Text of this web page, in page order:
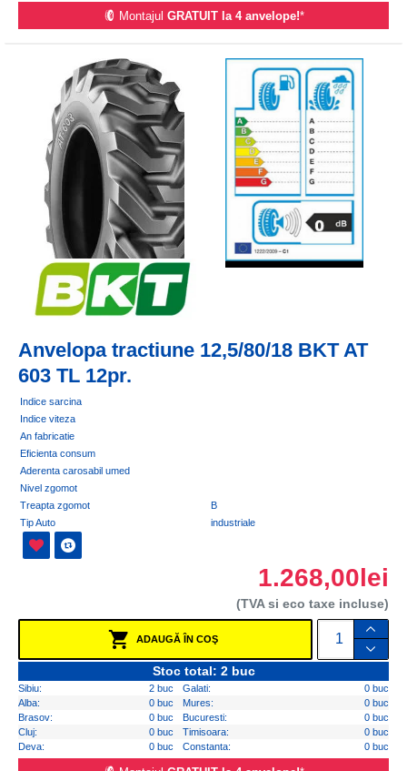
Montajul GRATUIT la 4 anvelope!*
Anvelopa tractiune 12,5/80/18 BKT AT
603 TL 12pr.
Indice sarcina
Indice viteza
An fabricatie
Eficienta consum
Aderenta carosabil umed
Nivel zgomot
Treapta zgomot
B
Tip Auto
industriale
1.268,00lei
(TVA si eco taxe incluse)
ADAUGĂ ÎN COŞ
Stoc total: 2 buc
Sibiu: 2 buc Galati:
0 buc
Alba:
0 buc Mures:
0 buc
Brasov:
0 buc Bucuresti:
0 buc
Cluj:
0 buc Timisoara:
0 buc
Deva:
0 buc Constanta: 0 buc